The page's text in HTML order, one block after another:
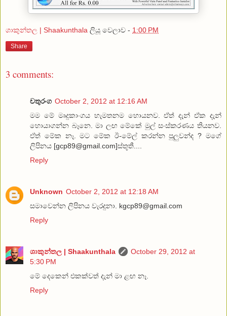
ශාකුන්තල | Shaakunthala ලියූ වෙලාව - 1:00 PM
Share
3 comments:
චතුරංග October 2, 2012 at 12:16 AM
මම මේ මෘදුකාංගය හැමතනම හොයනව. ඒත් දැන් ඒක දැන්
හොයාගන්න බෑනෙ. මා ලඟ මේකේ මුල් සංස්කරණය තියනව.
ඒත් මේක නෑ. මට මේක ඊ-මේල් කරන්න පුලුවන්ද ? මගේ
ලිපිනය [gcp89@gmail.com]ස්තූතී....
Reply
Unknown October 2, 2012 at 12:18 AM
සමාවෙන්න ලිපිනය වැරදුනා. kgcp89@gmail.com
Reply
ශාකුන්තල | Shaakunthala
October 29, 2012 at
5:30 PM
මේ දෙකෙන් එකක්වත් දැන් මා ළඟ නෑ.
Reply